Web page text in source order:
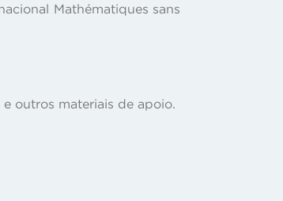
Mathématiques sans
outros materiais de apoio.